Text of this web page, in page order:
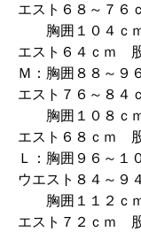
エスト６８～７
胸囲１０４ｃ
エスト６４ｃｍ
Ｍ：胸囲８８～
エスト７６～８
胸囲１０８ｃ
エスト６８ｃｍ
Ｌ：胸囲９６～
ウエスト８４～
胸囲１１２ｃ
エスト７２ｃｍ